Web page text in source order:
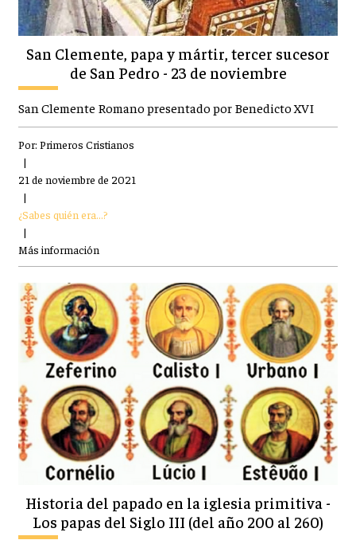
San Clemente, papa y mártir, tercer sucesor
de San Pedro - 23 de noviembre
San Clemente Romano presentado por Benedicto XVI
Por: Primeros Cristianos
|
21 de noviembre de 2021
|
¿Sabes quién era...?
|
Más información
Historia del papado en la iglesia primitiva -
Los papas del Siglo III (del año 200 al 260)